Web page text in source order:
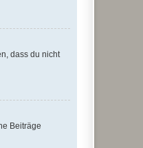
dass du nicht
Beiträge